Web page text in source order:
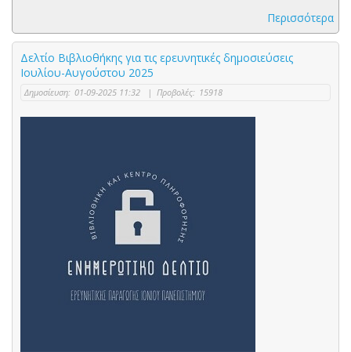
Περισσότερα
Δελτίο Βιβλιοθήκης για τις ερευνητικές δημοσιεύσεις
Ιουλίου-Αυγούστου 2025
Δημοσίευση: 01-09-2025 11:32 | Προβολές: 15918